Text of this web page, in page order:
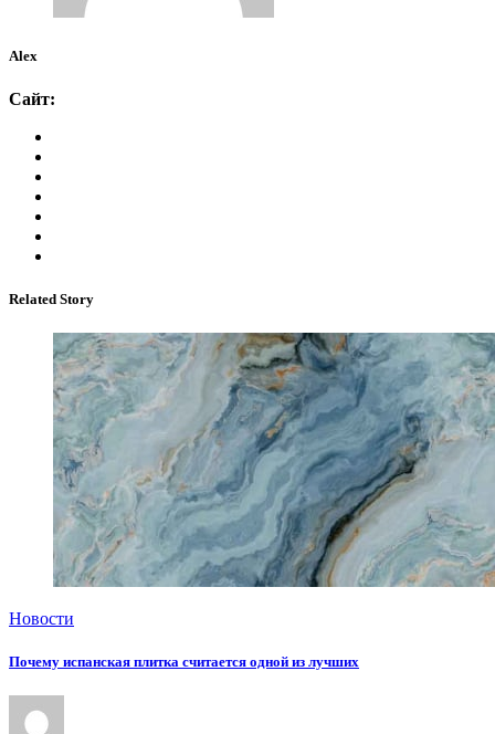
Alex
Сайт:
Related Story
Новости
Почему испанская плитка считается одной из лучших